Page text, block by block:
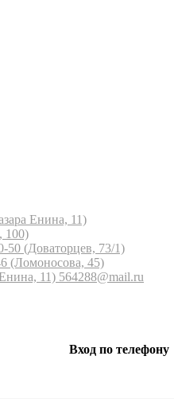
Енина, 11)
100)
50 (Доваторцев, 73/1)
(Ломоносова, 45)
11) 564288@mail.ru
Вход по телефону